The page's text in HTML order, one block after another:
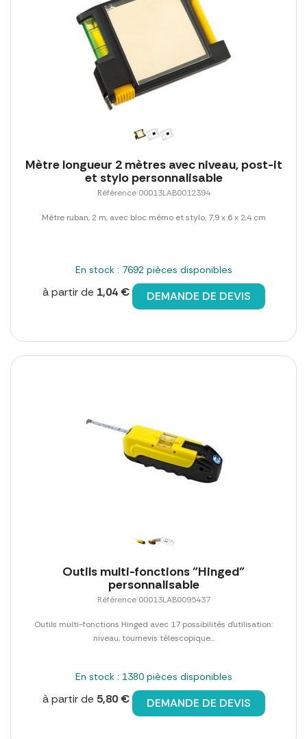
Mètre longueur 2 mètres avec niveau, post-it
et stylo personnalisable
Référence 00013LAB0012394
Mètre ruban, 2 m, avec bloc mémo et stylo, 7,9 x 6 x 2,4 cm
En stock : 7692 pièces disponibles
à partir de 1,04 € DEMANDE DE DEVIS
Outils multi-fonctions "Hinged"
personnalisable
Référence 00013LAB0095437
Outils multi-fonctions Hinged avec 17 possibilités d´utilisation:
niveau, tournevis télescopique...
En stock : 1380 pièces disponibles
à partir de 5,80 € DEMANDE DE DEVIS